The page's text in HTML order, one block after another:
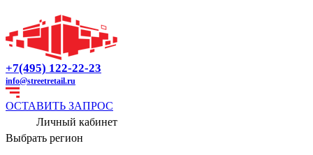
+7(495) 122-22-23
info@streetretail.ru
ОСТАВИТЬ ЗАПРОС
Личный кабинет
Выбрать регион